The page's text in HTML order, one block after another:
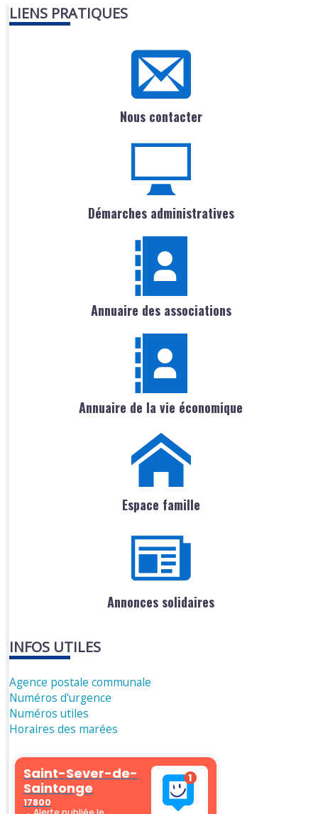
LIENS PRATIQUES
Nous contacter
Démarches administratives
Annuaire des associations
Annuaire de la vie économique
Espace famille
Annonces solidaires
INFOS UTILES
Agence postale communale
Numéros d'urgence
Numéros utiles
Horaires des marées